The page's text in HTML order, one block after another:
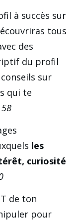
à succès sur
tous
des
du profil
sur
qui te
les
curiosité
de ton
pour